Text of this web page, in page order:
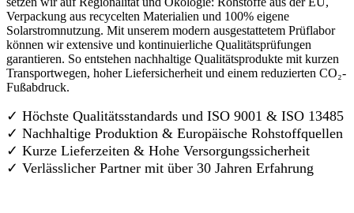
Verpackung aus recycelten Materialien und 100% eigene
Solarstromnutzung. Mit unserem modern ausgestattetem Prüflabor
können wir extensive und kontinuierliche Qualitätsprüfungen
garantieren. So entstehen nachhaltige Qualitätsprodukte mit kurzen
Transportwegen, hoher Liefersicherheit und einem reduzierten CO₂-
Fußabdruck.
✓ Höchste Qualitätsstandards und ISO 9001 & ISO 13485
✓ Nachhaltige Produktion & Europäische Rohstoffquellen
✓ Kurze Lieferzeiten & Hohe Versorgungssicherheit
✓ Verlässlicher Partner mit über 30 Jahren Erfahrung